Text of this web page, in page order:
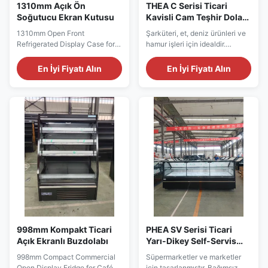
1310mm Açık Ön
Soğutucu Ekran Kutusu
1310mm Open Front
Refrigerated Display Case for
Convenience Store Beverage
Zones The SEMI 125 series
provides a balanced self-
supermarkets,convenience
stores, service-station shops
and neighborhood groceries. Its
1310 mm width offers enough
room to separate bottled
beverages, ...
En İyi Fiyatı Alın
THEA C Serisi Ticari
Kavisli Cam Teşhir Dolabı
Kaldırmalı Kapaklı
Şarküteri, et, deniz ürünleri ve
hamur işleri için idealdir.
Paslanmaz çelik 304 iç kısım,
üst LED ışıklar, SAIWEI EC fan,
Dixell termostat. Uzaktan
R404a/R448a/R449a) veya
eklenti (Secop R290).
Panoramik uçlar, paslanmaz
tampon, özel renkler. Opsiyonel
sıcak vitrin, terazi, kesme
tahtası.
En İyi Fiyatı Alın
998mm Kompakt Ticari
Açık Ekranlı Buzdolabı
998mm Compact Commercial
PHEA SV Serisi Ticari
Yarı-Dikey Self-Servis
Teşhir Dolabı Düz Camlı
Süpermarketler ve marketler